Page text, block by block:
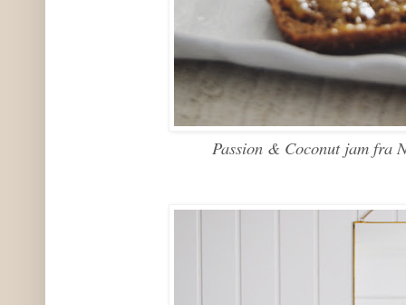
Passion & Coconut jam fra